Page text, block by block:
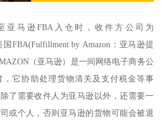
亚马逊FBA入仓时，收件方公司为
FBA(Fulfillment by Amazon：亚马逊提
（亚马逊）是一间网络电子商务公
它协助处理货物清关及支付税金等事
了需要收件人为亚马逊以外，还需要一
或个人，否则亚马逊的货物可能会被退